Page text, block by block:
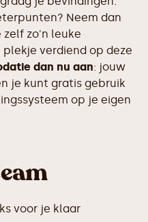
Neem dan
zelf zo'n leuke
verdiend op deze
dan nu aan: jouw
je kunt gratis gebruik
op je eigen
voor je klaar